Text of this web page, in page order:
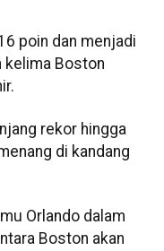
poin dan menjadi
kelima Boston
rekor hingga
di kandang
Orlando dalam
Boston akan